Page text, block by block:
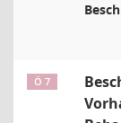
Ö 7